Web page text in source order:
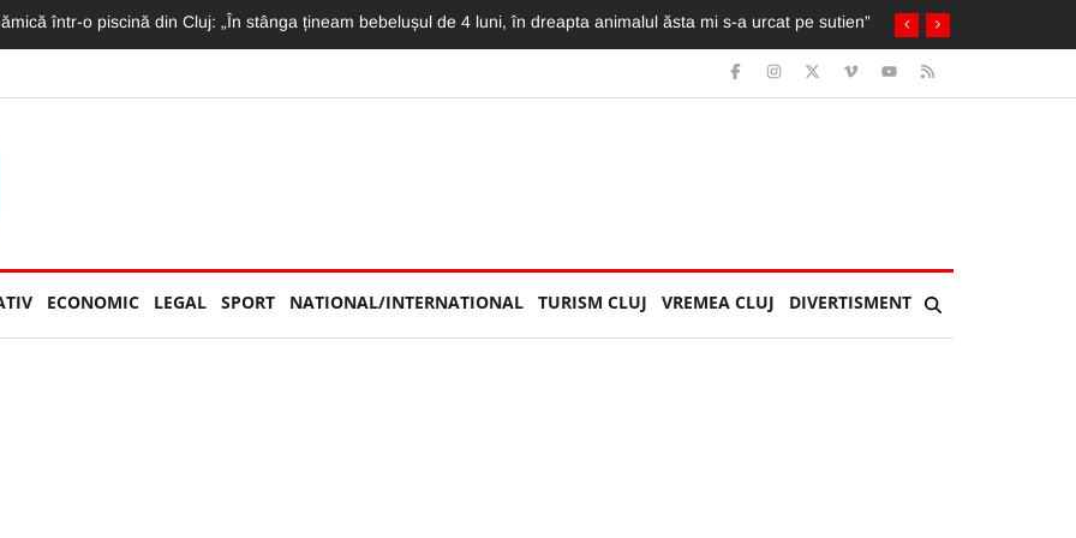
pe DN1! Avea doar 36 de ani și lucra ca polițist la Penitenciarul Gherla: Îl așteptau soția și copilul
ECONOMIC LEGAL SPORT NATIONAL/INTERNATIONAL TURISM CLUJ VREMEA CLUJ DIVERTISMENT